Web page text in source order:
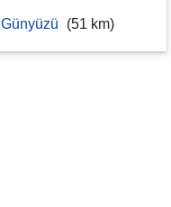
Günyüzü (51 km)